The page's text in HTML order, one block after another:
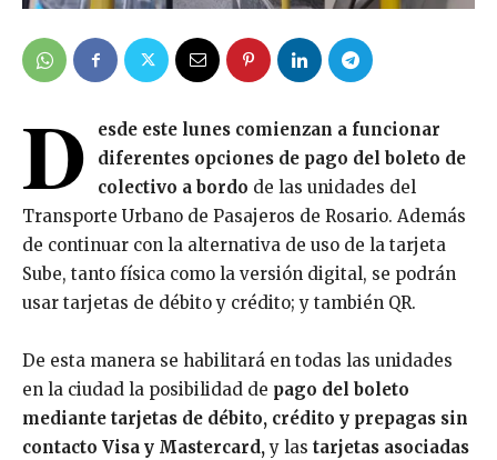
D
esde este lunes comienzan a funcionar
diferentes opciones de pago del boleto de
colectivo a bordo de las unidades del
Transporte Urbano de Pasajeros de Rosario. Además
de continuar con la alternativa de uso de la tarjeta
Sube, tanto física como la versión digital, se podrán
usar tarjetas de débito y crédito; y también QR.
De esta manera se habilitará en todas las unidades
en la ciudad la posibilidad de pago del boleto
mediante tarjetas de débito, crédito y prepagas sin
contacto Visa y Mastercard,y las tarjetas asociadas